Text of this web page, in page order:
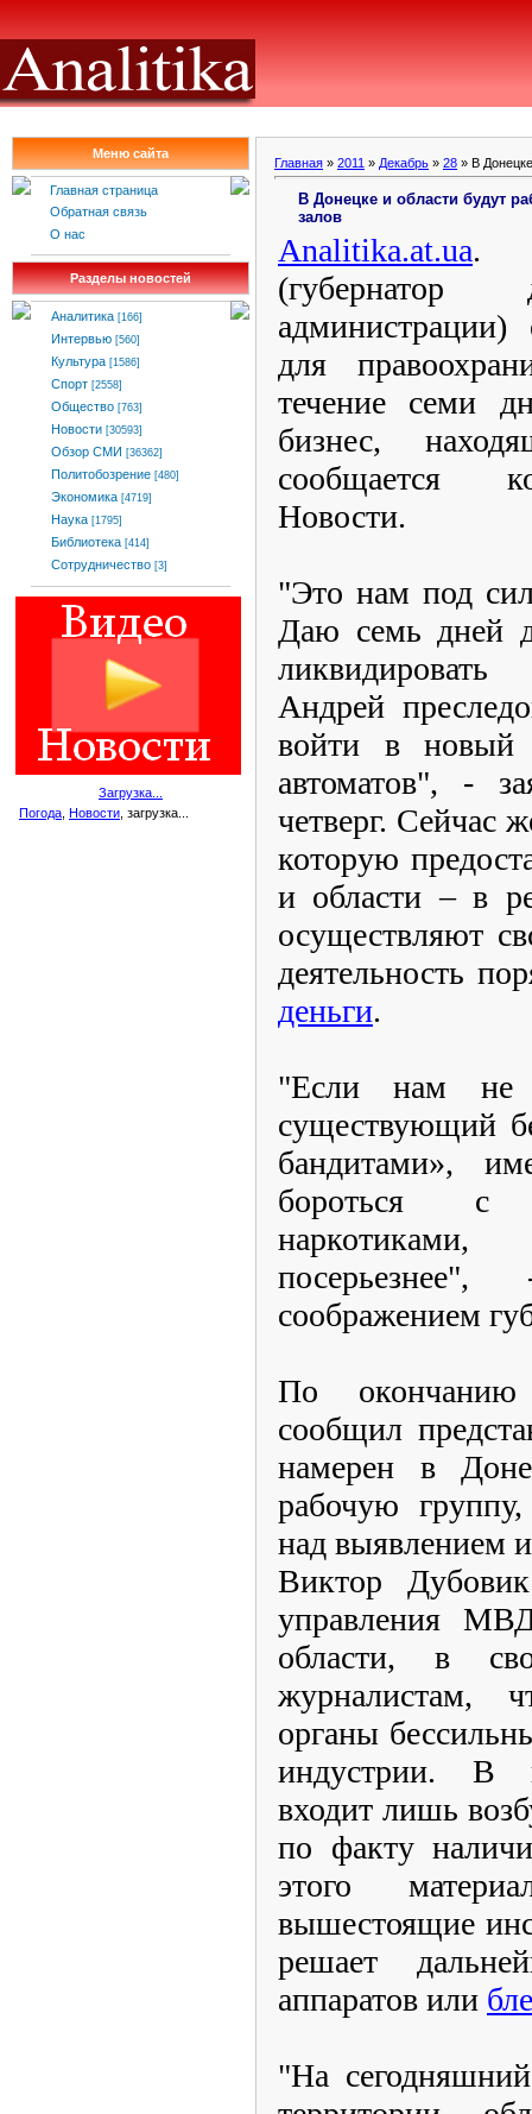
Меню сайта
Главная страница
Обратная связь
О нас
Разделы новостей
Аналитика [166]
Интервью [560]
Культура [1586]
Спорт [2558]
Общество [763]
Новости [30593]
Обзор СМИ [36362]
Политобозрение [480]
Экономика [4719]
Наука [1795]
Библиотека [414]
Сотрудничество [3]
Загрузка...
Погода Новости , загрузка...
Главная » 2011 » Декабрь » 28 » В
В Донецке и области будут
залов
Analitika.at.ua.
(губернатор
для
течение семи
бизнес,
сообщается
Новости.
"Это нам под
Даю семь дней
Андрей
войти в новый
автоматов", -
четверг. Сейчас
которую
и области – в
осуществляют
деятельность
деньги.
"Если нам не
существующий
бандитами»,
бороться с
соображением
По
сообщил
намерен в
рабочую группу,
над выявлением
Виктор
управления
области, в
журналистам,
органы
индустрии. В
входит лишь
по факту
этого
вышестоящие
решает
аппаратов или
"На